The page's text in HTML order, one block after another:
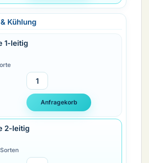
Kühlung
1-leitig
2-leitig